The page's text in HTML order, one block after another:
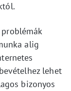
alig
lehet
bizonyos